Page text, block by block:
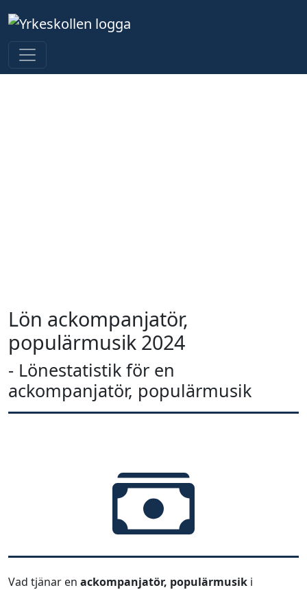
Lön ackompanjatör,
populärmusik 2024
- Lönestatistik för en
ackompanjatör, populärmusik
Vad tjänar en ackompanjatör, populärmusik i